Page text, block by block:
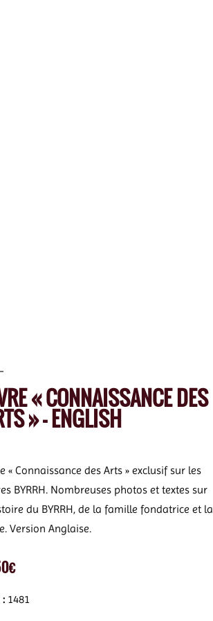
« CONNAISSANCE DES
» – ENGLISH
« Connaissance des Arts » exclusif sur les
BYRRH. Nombreuses photos et textes sur
du BYRRH, de la famille fondatrice et la
Version Anglaise.
€
: 1481